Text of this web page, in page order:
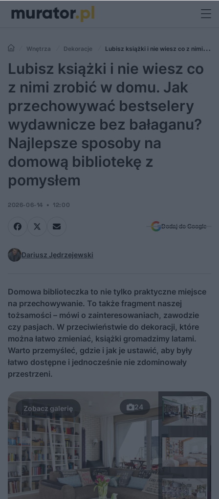
Wnętrza Dekoracje
Lubisz książki i nie wiesz co z nimi
zrobić w domu. Jak przechowywać bestselery wydawnicze bez
bałaganu? Najlepsze sposoby na domową bibliotekę z pomysłem
Lubisz książki i nie wiesz co
z nimi zrobić w domu. Jak
przechowywać bestselery
wydawnicze bez bałaganu?
Najlepsze sposoby na
domową bibliotekę z
pomysłem
2026-06-14 12:00
Dodaj do Google
Dariusz Jędrzejewski
Domowa biblioteczka to nie tylko praktyczne miejsce
na przechowywanie. To także fragment naszej
tożsamości – mówi o zainteresowaniach, zawodzie
czy pasjach. W przeciwieństwie do dekoracji, które
można łatwo zmieniać, książki gromadzimy latami.
Warto przemyśleć, gdzie i jak je ustawić, aby były
łatwo dostępne i jednocześnie nie zdominowały
przestrzeni.
24